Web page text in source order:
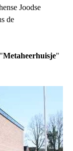
Joodse
de
Metaheerhuisje"